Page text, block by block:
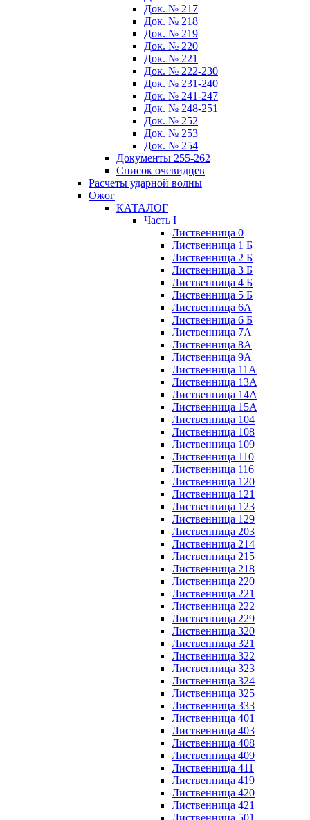
Док. № 217
Док. № 218
Док. № 219
Док. № 220
Док. № 221
Док. № 222-230
Док. № 231-240
Док. № 241-247
Док. № 248-251
Док. № 252
Док. № 253
Док. № 254
Документы 255-262
Список очевидцев
Расчеты ударной волны
Ожог
КАТАЛОГ
Часть I
Лиственница 0
Лиственница 1 Б
Лиственница 2 Б
Лиственница 3 Б
Лиственница 4 Б
Лиственница 5 Б
Лиственница 6А
Лиственница 6 Б
Лиственница 7А
Лиственница 8А
Лиственница 9А
Лиственница 11А
Лиственница 13А
Лиственница 14А
Лиственница 15А
Лиственница 104
Лиственница 108
Лиственница 109
Лиственница 110
Лиственница 116
Лиственница 120
Лиственница 121
Лиственница 123
Лиственница 129
Лиственница 203
Лиственница 214
Лиственница 215
Лиственница 218
Лиственница 220
Лиственница 221
Лиственница 222
Лиственница 229
Лиственница 320
Лиственница 321
Лиственница 322
Лиственница 323
Лиственница 324
Лиственница 325
Лиственница 333
Лиственница 401
Лиственница 403
Лиственница 408
Лиственница 409
Лиственница 411
Лиственница 419
Лиственница 420
Лиственница 421
Лиственница 501